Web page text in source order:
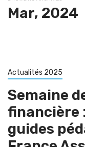
Mar, 2024
Actualités 2025
Semaine
financière
guides